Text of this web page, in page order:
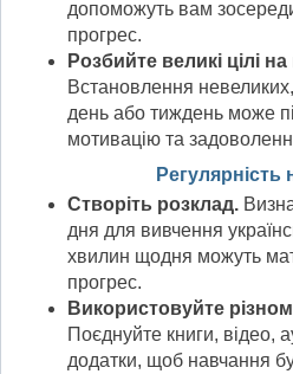
допоможуть вам
прогрес.
Розбийте великі цілі
Встановлення
день або тиждень може
мотивацію та
Регулярність
Створіть розклад.
дня для вивчення
хвилин щодня можуть
прогрес.
Використовуйте
Поєднуйте книги, відео,
додатки, щоб навчання